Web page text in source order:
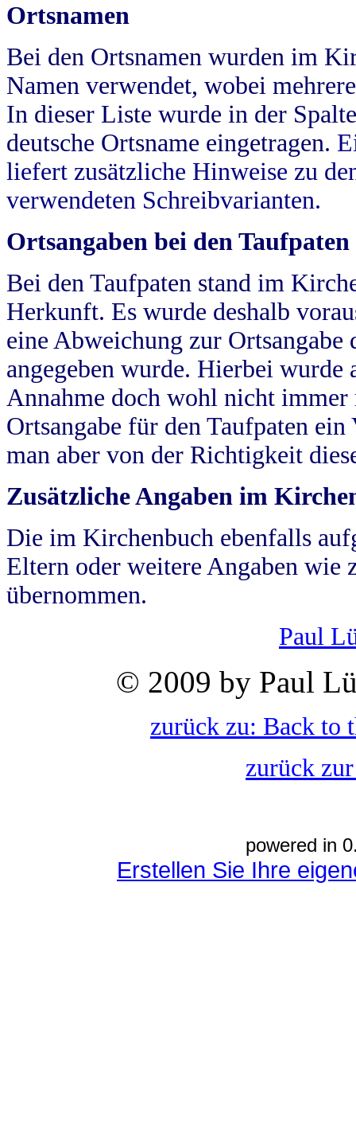
Ortsnamen
Bei den Ortsnamen wurden im
Namen verwendet, wobei
In dieser Liste wurde in der
deutsche Ortsname eingetragen.
liefert zusätzliche Hinweise zu
verwendeten Schreibvarianten.
Ortsangaben bei den Taufpaten
Bei den Taufpaten stand im
Herkunft. Es wurde deshalb
eine Abweichung zur
angegeben wurde. Hierbei wurde
Annahme doch wohl nicht
Ortsangabe für den Taufpaten
man aber von der Richtigkeit
Zusätzliche Angaben im
Die im Kirchenbuch ebenfalls
Eltern oder weitere Angaben wie
übernommen.
Paul
© 2009 by Paul
zurück zu: Back to
zurück
powered in
Erstellen Sie Ihre